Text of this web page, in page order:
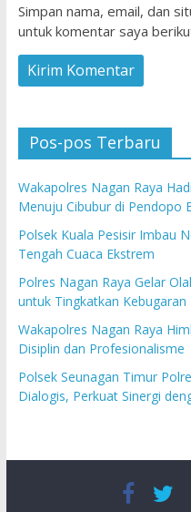
Simpan nama, email, dan
untuk komentar saya
Pos-pos Terbaru
Wakapolres Nagan Raya
Menuju Cibubur di Pendopo
Polsek Kuala Pesisir Imbau
Tengah Cuaca Ekstrem
Polres Nagan Raya Gelar
untuk Tingkatkan Kebugaran
Wakapolres Nagan Raya
Disiplin dan Profesionalisme
Polsek Seunagan Timur
Dialogis, Perkuat Sinergi